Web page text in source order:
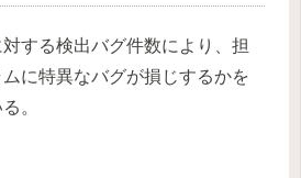
する検出バグ件数により、担
に特異なバグが損じするかを
。